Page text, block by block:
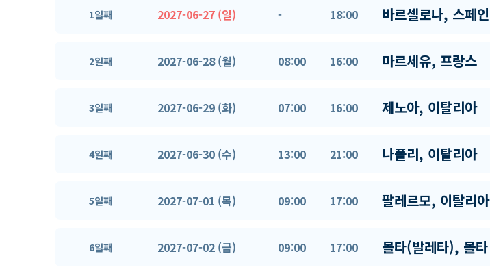
1일째 2027-06-27 (일) - 18:00 바르셀로나, 스페인
2일째 2027-06-28 (월) 08:00 16:00 마르세유, 프랑스
3일째 2027-06-29 (화) 07:00 16:00 제노아, 이탈리아
4일째 2027-06-30 (수) 13:00 21:00 나폴리, 이탈리아
5일째 2027-07-01 (목) 09:00 17:00 팔레르모, 이탈리아
6일째 2027-07-02 (금) 09:00 17:00 몰타(발레타), 몰타